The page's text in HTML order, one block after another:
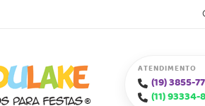
ATENDIMENTO
(19)3855-
(11)93334-